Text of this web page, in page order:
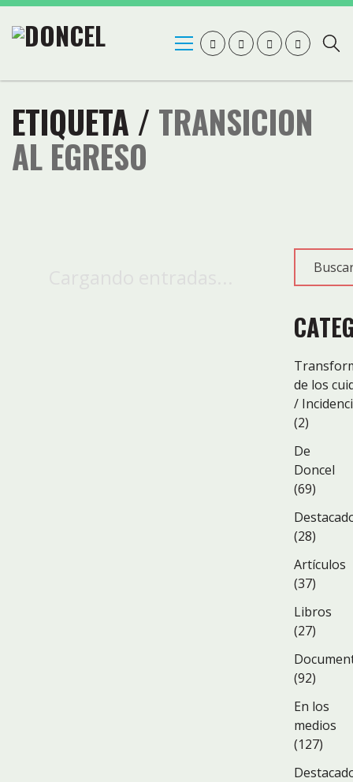
ETIQUETA / TRANSICION
AL EGRESO
de los
/
(2)
De
Doncel
(69)
(28)
Artículos
(37)
Libros
(27)
(92)
En los
medios
(127)